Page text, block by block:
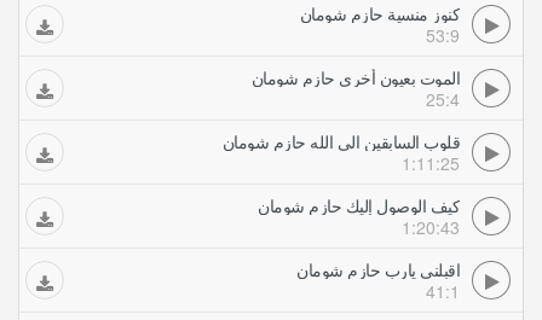
كنوز منسية حازم شومان
53:9
الموت بعيون أخرى حازم شومان
25:4
قلوب السابقين الى الله حازم شومان
1:11:25
كيف الوصول إليك حازم شومان
1:20:43
اقبلني يارب حازم شومان
41:1